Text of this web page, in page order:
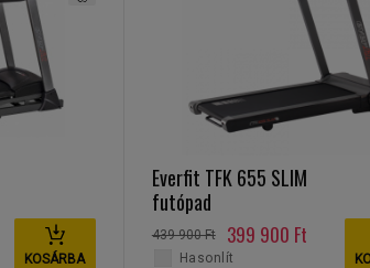
KOSÁRBA
Everfit TFK 655 SLIM
futópad
439 900 Ft 399 900 Ft
Hasonlít